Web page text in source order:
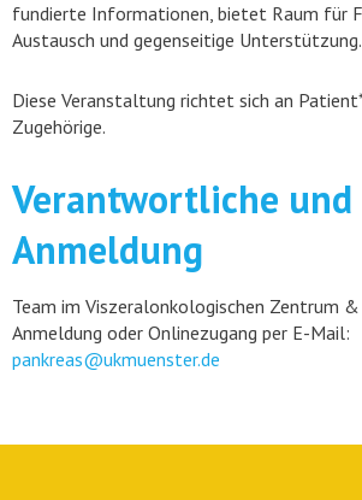
fundierte Informationen, bietet Raum für
Austausch und gegenseitige Unterstützung.
Diese Veranstaltung richtet sich an
Zugehörige.
Verantwortliche und
Anmeldung
Team im Viszeralonkologischen Zentrum
Anmeldung oder Onlinezugang per E-Mail:
pankreas@ukmuenster.de